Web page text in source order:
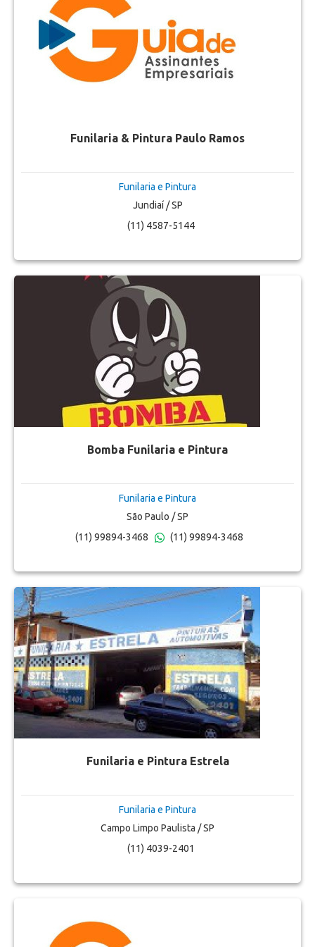
Funilaria & Pintura Paulo Ramos
Funilaria e Pintura
Jundiaí / SP
(11) 4587-5144
Bomba Funilaria e Pintura
Funilaria e Pintura
São Paulo / SP
(11) 99894-3468
(11) 99894-3468
Funilaria e Pintura Estrela
Funilaria e Pintura
Campo Limpo Paulista / SP
(11) 4039-2401